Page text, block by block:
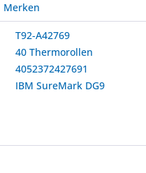
Merken
T92-A42769
40 Thermorollen
4052372427691
IBM SureMark DG9